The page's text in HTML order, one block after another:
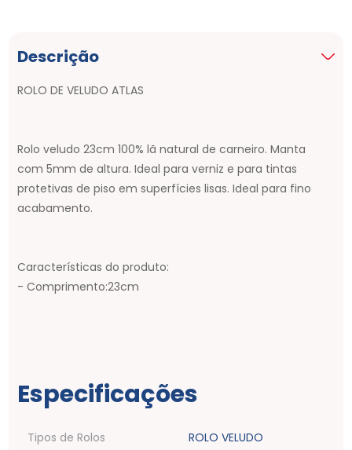
Descrição
ROLO DE VELUDO ATLAS
Rolo veludo 23cm 100% lã natural de carneiro. Manta
com 5mm de altura. Ideal para verniz e para tintas
protetivas de piso em superfícies lisas. Ideal para fino
acabamento.
Características do produto:
- Comprimento:23cm
Especificações
Tipos de Rolos ROLO VELUDO